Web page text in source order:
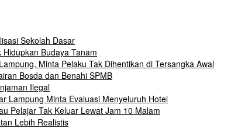
Sekolah Dasar
Budaya Tanam
Minta Pelaku Tak Dihentikan di Tersangka Awal
Bosda dan Benahi SPMB
Ilegal
Lampung Minta Evaluasi Menyeluruh Hotel
Pelajar Tak Keluar Lewat Jam 10 Malam
Lebih Realistis